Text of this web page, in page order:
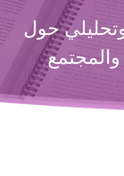
حول
والمجتمع